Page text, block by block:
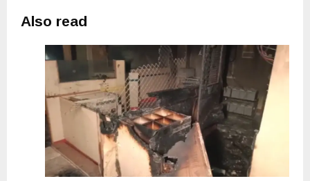
Also read